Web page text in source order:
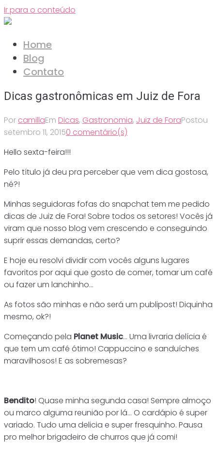
Ir para o conteúdo
Home
Blog
Contato
Dicas gastronômicas em Juiz de Fora
Por camillaEm Dicas, Gastronomia, Juiz de ForaPostou
setembro 11, 20150 comentário(s)
Hello sexta-feira!!!
Pelo título já deu pra perceber que vem dica gostosa,
né?!
Minhas seguidoras fofas do snapchat tem me pedido
dicas de Juiz de Fora! Sobre todos os setores! Vocês já
viram que nosso blog vem crescendo e conseguindo
suprir essas demandas, certo?
E hoje eu resolvi dividir com vocês alguns lugares
favoritos por aqui que gosto de comer, tomar um café
ou fazer um lanchinho…
As fotos são minhas e não será um publipost! Diquinha
mesmo, ok?!
Começando pela Planet Music… Uma livraria delícia é
que tem um café ótimo! Cappuccino e sanduíches
maravilhosos! E as sobremesas?
Bendito! Quase minha segunda casa! Sempre almoço
ou marco alguma reunião por lá… O cardápio é super
variado. Tudo uma delicia e super fresquinho. Pausa
pro melhor brigadeiro de churros que já comi!